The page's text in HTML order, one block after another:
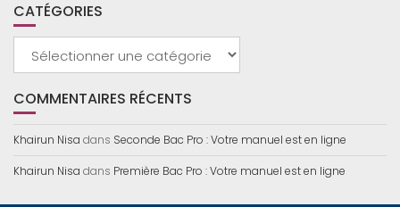
CATÉGORIES
COMMENTAIRES RÉCENTS
Khairun Nisa dans Seconde Bac Pro : Votre manuel est en ligne
Khairun Nisa dans Première Bac Pro : Votre manuel est en ligne